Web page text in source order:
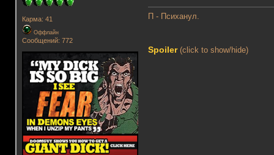
Карма: 41
Оффлайн
Сообщений: 772
П - Психанул.
Spoiler(click to show/hide)